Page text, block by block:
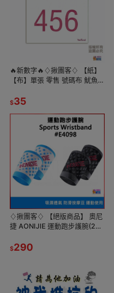
🔥新數字🔥♢揪團客♢ 【紙】
【布】單張 零售 號碼布 魷魚遊
號碼牌 數字
$35
♢揪團客♢ 【絕版商品】 奧尼
捷 AONIJIE 運動跑步護腕(2入)
球排球羽球
$290